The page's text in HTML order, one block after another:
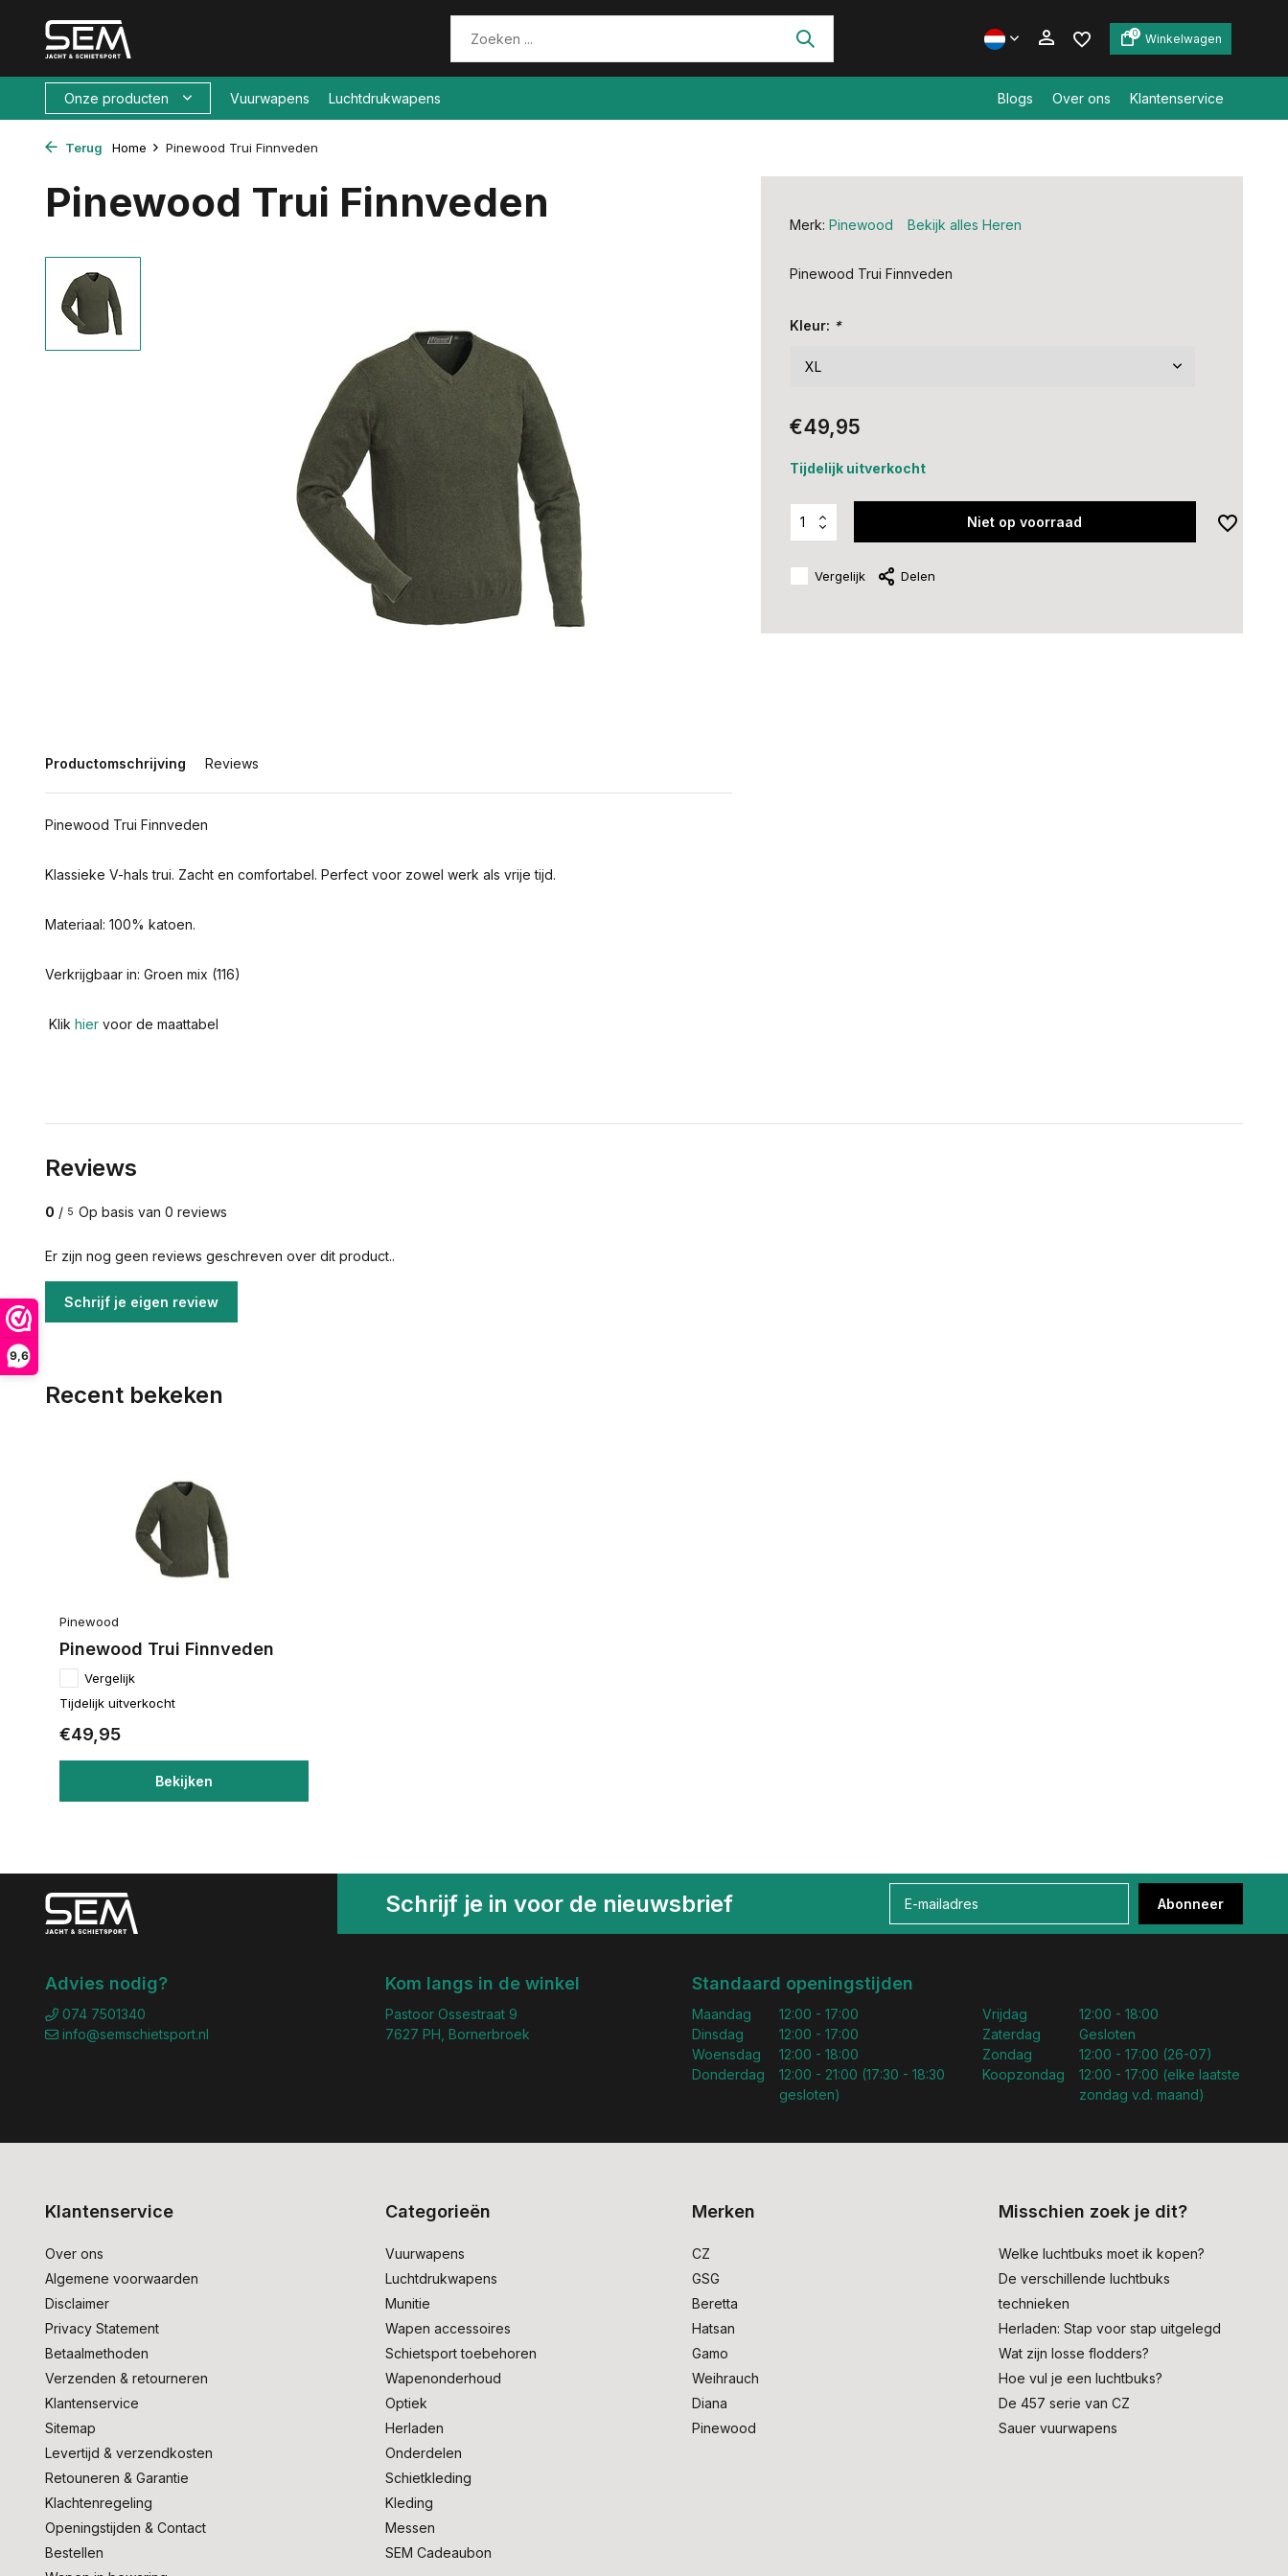
9,6
0 Winkelwagen
Onze producten Vuurwapens Luchtdrukwapens Blogs Over ons Klantenservice
Terug Home Pinewood Trui Finnveden
Pinewood Trui Finnveden
Productomschrijving Reviews
Pinewood Trui Finnveden
Klassieke V-hals trui. Zacht en comfortabel. Perfect voor zowel werk als vrije tijd.
Materiaal: 100% katoen.
Verkrijgbaar in: Groen mix (116)
Klik hier voor de maattabel
Merk: Pinewood Bekijk alles Heren
Pinewood Trui Finnveden
Kleur: *
€49,95
Tijdelijk uitverkocht
Niet op voorraad
Vergelijk Delen
Reviews
0 / 5 Op basis van 0 reviews
Er zijn nog geen reviews geschreven over dit product..
Schrijf je eigen review
Recent bekeken
Pinewood
Pinewood Trui Finnveden
Vergelijk
Tijdelijk uitverkocht
€49,95
Bekijken
Schrijf je in voor de nieuwsbrief Abonneer
Advies nodig?
074 7501340
info@semschietsport.nl
Kom langs in de winkel
Pastoor Ossestraat 9
7627 PH, Bornerbroek
Standaard openingstijden
Maandag
Dinsdag
Woensdag
Donderdag
12:00 - 17:00
12:00 - 17:00
12:00 - 18:00
12:00 - 21:00 (17:30 - 18:30
gesloten)
Vrijdag
Zaterdag
Zondag
Koopzondag
12:00 - 18:00
Gesloten
12:00 - 17:00 (26-07)
12:00 - 17:00 (elke laatste
zondag v.d. maand)
Klantenservice
Over ons
Algemene voorwaarden
Disclaimer
Privacy Statement
Betaalmethoden
Verzenden & retourneren
Klantenservice
Sitemap
Levertijd & verzendkosten
Retouneren & Garantie
Klachtenregeling
Openingstijden & Contact
Bestellen
Categorieën
Vuurwapens
Luchtdrukwapens
Munitie
Wapen accessoires
Schietsport toebehoren
Wapenonderhoud
Optiek
Herladen
Onderdelen
Schietkleding
Kleding
Messen
SEM Cadeaubon
Merken
CZ
GSG
Beretta
Hatsan
Gamo
Weihrauch
Diana
Pinewood
Misschien zoek je dit?
Welke luchtbuks moet ik kopen?
De verschillende luchtbuks
technieken
Herladen: Stap voor stap uitgelegd
Wat zijn losse flodders?
Hoe vul je een luchtbuks?
De 457 serie van CZ
Sauer vuurwapens